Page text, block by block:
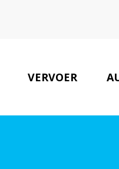
VERVOER